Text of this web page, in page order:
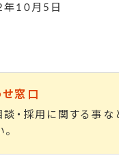
年10月5日
窓口
談・採用に関する事